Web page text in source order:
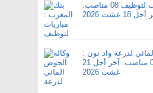
بنك المغرب : مباريات لتوظيف 08 مناصب.
18 غشت 2026
لدرعة واد نون :
مباريات لتوظيف 06 مناصب. آخر أجل 21
غشت 2026